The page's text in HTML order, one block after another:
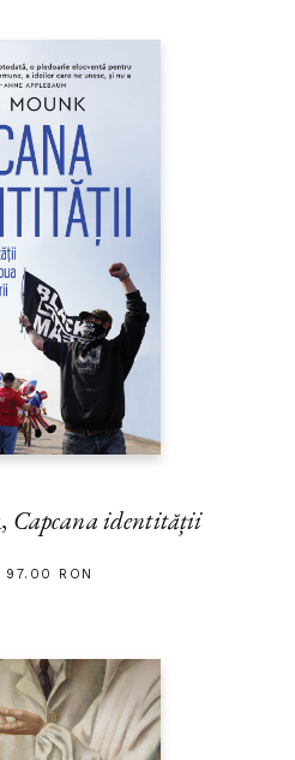
Capcana identității
97.00 RON